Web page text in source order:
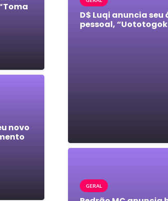
novo
D$ Luqi anuncia
pessoal,
GERAL